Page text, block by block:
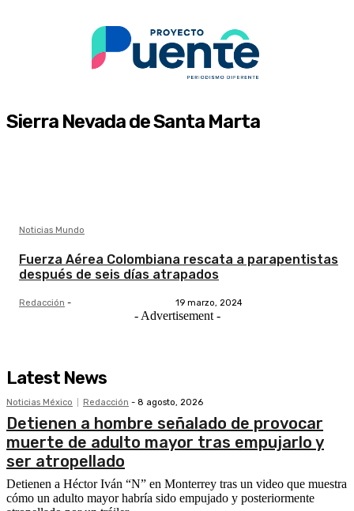
Sierra Nevada de Santa Marta
Noticias Mundo
Fuerza Aérea Colombiana rescata a parapentistas
después de seis días atrapados
Redacción - 19 marzo, 2024
- Advertisement -
Latest News
Noticias México Redacción - 8 agosto, 2026
Detienen a hombre señalado de provocar
muerte de adulto mayor tras empujarlo y
ser atropellado
Detienen a Héctor Iván “N” en Monterrey tras un video que muestra
cómo un adulto mayor habría sido empujado y posteriormente